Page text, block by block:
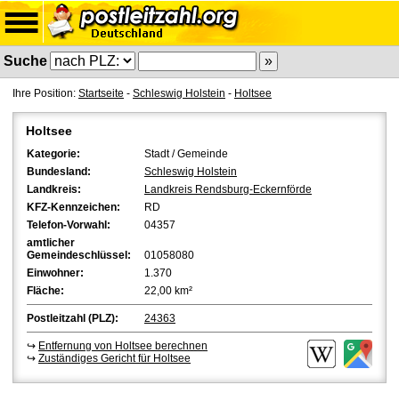
Suche
Ihre Position: Startseite - Schleswig Holstein - Holtsee
Holtsee
Kategorie:
Stadt / Gemeinde
Bundesland:
Schleswig Holstein
Landkreis:
Landkreis Rendsburg-Eckernförde
KFZ-Kennzeichen:
RD
Telefon-Vorwahl:
04357
amtlicher
Gemeindeschlüssel:
01058080
Einwohner:
1.370
Fläche:
22,00 km²
Postleitzahl (PLZ): 24363
↪ Entfernung von Holtsee berechnen
↪ Zuständiges Gericht für Holtsee